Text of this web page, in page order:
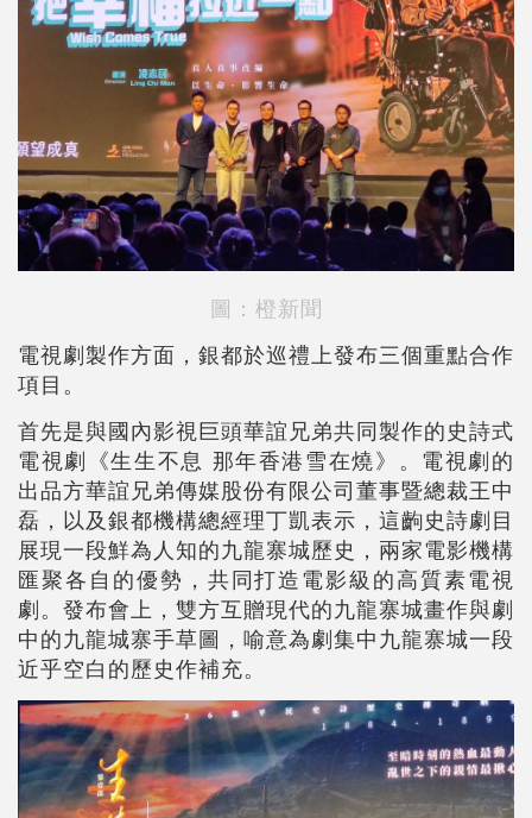
圖：橙新聞
電視劇製作方面，銀都於巡禮上發布三個重點合作
項目。
首先是與國內影視巨頭華誼兄弟共同製作的史詩式
電視劇《生生不息 那年香港雪在燒》。電視劇的
出品方華誼兄弟傳媒股份有限公司董事暨總裁王中
磊，以及銀都機構總經理丁凱表示，這齣史詩劇目
展現一段鮮為人知的九龍寨城歷史，兩家電影機構
匯聚各自的優勢，共同打造電影級的高質素電視
劇。發布會上，雙方互贈現代的九龍寨城畫作與劇
中的九龍城寨手草圖，喻意為劇集中九龍寨城一段
近乎空白的歷史作補充。